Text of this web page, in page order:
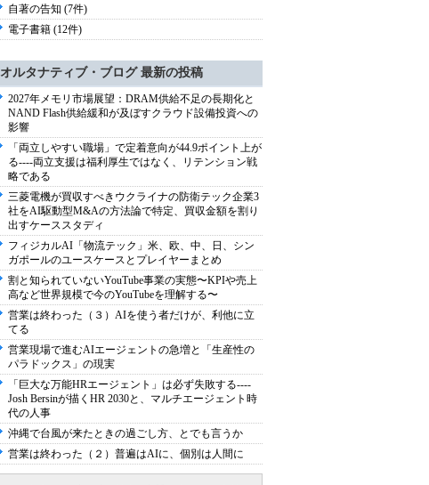
自著の告知 (7件)
電子書籍 (12件)
オルタナティブ・ブログ 最新の投稿
2027年メモリ市場展望：DRAM供給不足の長期化と
NAND Flash供給緩和が及ぼすクラウド設備投資への
影響
「両立しやすい職場」で定着意向が44.9ポイント上が
る----両立支援は福利厚生ではなく、リテンション戦
略である
三菱電機が買収すべきウクライナの防衛テック企業3
社をAI駆動型M&Aの方法論で特定、買収金額を割り
出すケーススタディ
フィジカルAI「物流テック」米、欧、中、日、シン
ガポールのユースケースとプレイヤーまとめ
割と知られていないYouTube事業の実態〜KPIや売上
高など世界規模で今のYouTubeを理解する〜
営業は終わった（３）AIを使う者だけが、利他に立
てる
営業現場で進むAIエージェントの急増と「生産性の
パラドックス」の現実
「巨大な万能HRエージェント」は必ず失敗する----
Josh Bersinが描くHR 2030と、マルチエージェント時
代の人事
沖縄で台風が来たときの過ごし方、とでも言うか
営業は終わった（２）普遍はAIに、個別は人間に